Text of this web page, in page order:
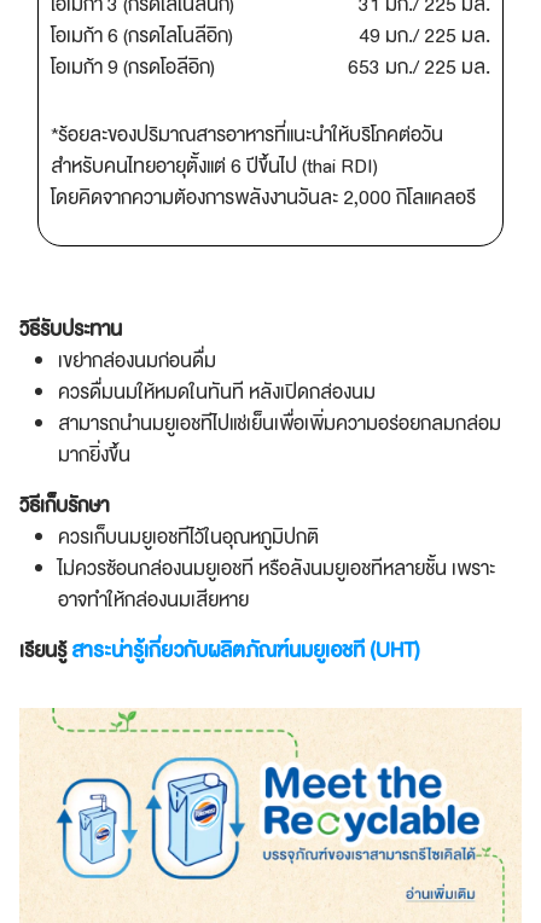
โอเมก้า 6 (กรดไลโนลีอิก)
49 มก./ 225 มล.
โอเมก้า 9 (กรดโอลีอิก)
653 มก./ 225 มล.
*ร้อยละของปริมาณสารอาหารที่แนะนำให้บริโภคต่อวัน
สำหรับคนไทยอายุตั้งแต่ 6 ปีขึ้นไป (thai RDI)
โดยคิดจากความต้องการพลังงานวันละ 2,000 กิโลแคลอรี
วิธีรับประทาน
เขย่ากล่องนมก่อนดื่ม
ควรดื่มนมให้หมดในทันที หลังเปิดกล่องนม
สามารถนำนมยูเอชทีไปแช่เย็นเพื่อเพิ่มความอร่อยกลมกล่อม
มากยิ่งขึ้น
วิธีเก็บรักษา
ควรเก็บนมยูเอชทีไว้ในอุณหภูมิปกติ
ไม่ควรซ้อนกล่องนมยูเอชที หรือลังนมยูเอชทีหลายชั้น เพราะ
อาจทำให้กล่องนมเสียหาย
เรียนรู้สาระน่ารู้เกี่ยวกับผลิตภัณฑ์นมยูเอชที (UHT)